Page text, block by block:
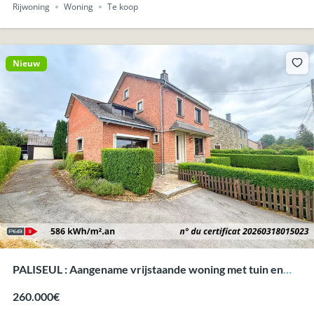
Rijwoning
Woning Te koop
Nieuw
PALISEUL : Aangename vrijstaande woning met tuin en
260.000€